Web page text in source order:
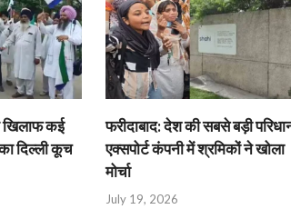
खिलाफ कई
दिल्ली कूच
फरीदाबाद: देश की सबसे बड़ी
एक्सपोर्ट कंपनी में श्रमिकों ने खोला
मोर्चा
July 19, 2026